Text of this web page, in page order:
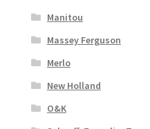
Manitou
Massey Ferguson
Merlo
New Holland
O&K